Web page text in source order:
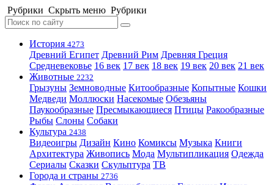
Рубрики Скрыть меню Рубрики
История 4273
Древний Египет Древний Рим Древняя Греция
Средневековье 16 век 17 век 18 век 19 век 20 век 21 век
Животные 2232
Грызуны Земноводные Китообразные Копытные Кошки
Медведи Моллюски Насекомые Обезьяны
Паукообразные Пресмыкающиеся Птицы Ракообразные
Рыбы Слоны Собаки
Культура 2438
Видеоигры Дизайн Кино Комиксы Музыка Книги
Архитектура Живопись Мода Мультипликация Одежда
Сериалы Сказки Скульптура ТВ
Города и страны 2736